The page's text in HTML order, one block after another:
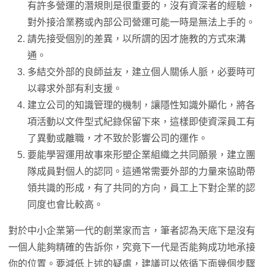
有許多營運的潛規則是很重要的，沒有資深者的經驗，
對外接洽業務或內部公司營運可能一時是無法上手的。
請先接受個別的差異，以所謂的因才施教的方式來溝
通。
多結交外部的良師益友，建立個人關係人脈，必要時可
以尋求外部有利支援。
建立公司的知識管理的機制，讓隱性知識外顯化，將各
項活動以文件型式紀錄保留下來，這樣即使資深員工有
了異動或離職，才不致於影響公司的運作。
要能學習運用故事來形塑企業組織之共同願景，建立團
隊成員對個人的認同。這通常需要外部的力量來協助帶
領共識的形成，有了共同的方向，員工上下對企業的認
同度也會比較高。
對於中小企業第一代的創業家而言，筆者認為天底下是沒有
一個人能夠精確的告訴你，究竟下一代是否能夠成功地承接
你的位置。要減低上述的疑慮，建議可以依循下面幾個步驟